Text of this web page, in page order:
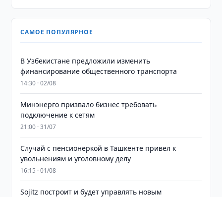
САМОЕ ПОПУЛЯРНОЕ
В Узбекистане предложили изменить
финансирование общественного транспорта
14:30 · 02/08
Минэнерго призвало бизнес требовать
подключение к сетям
21:00 · 31/07
Случай с пенсионеркой в Ташкенте привел к
увольнениям и уголовному делу
16:15 · 01/08
Sojitz построит и будет управлять новым